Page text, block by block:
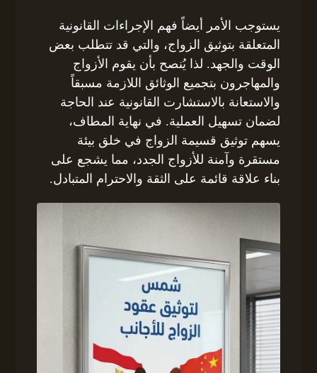
يستوجب الأمر أيضاً فهم الإجراءات القانونية
المتعلقة بتوثيق الزواج، والتي قد تتطلب بعض
الوقت والجهد. لذا يُنصح بأن يقوم الأزواج
والمهاجرون بتجميع الوثائق اللازمة مسبقاً
والاستعانة بالاستشارت القانونية عند الحاجة
لضمان تسهيل العملية. في نهاية المطاف،
يسهم توثيق قسيمة الزواج في خلق بيئة
مستقرة وآمنة للأزواج الجدد، مما يشجع على
بناء علاقة قائمة على الثقة والاحترام المتبادل.